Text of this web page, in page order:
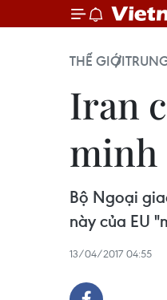
THẾ GIỚI
Iran
minh
Bộ Ngoại
này của EU
13/04/2017 04:55